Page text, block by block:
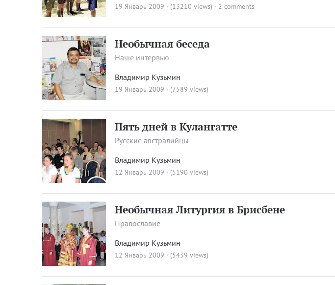
19 Январь 2009 · (13210 views) · 2 comments
Необычная беседа
Наше интервью
Владимир Кузьмин
19 Январь 2009 · (7589 views)
Пять дней в Кулангатте
Русские австралийцы
Владимир Кузьмин
12 Январь 2009 · (5190 views)
Необычная Литургия в Брисбене
Православие
Владимир Кузьмин
12 Январь 2009 · (5439 views)